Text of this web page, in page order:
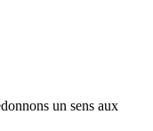
un sens aux